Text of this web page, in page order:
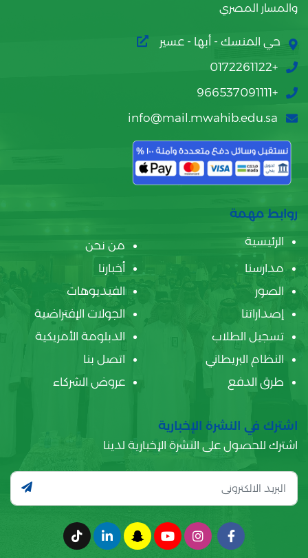
والمسار المصري
حي المنسك - أبها - عسير
+0172261122
+966537091111
info@mail.mwahib.edu.sa
روابط مهمة
الرئيسية
من نحن
مدارسنا
أخبارنا
الصور
الفيديوهات
إصداراتنا
الجولات الإفتراضية
تسجيل الطلاب
الدبلومة الأمريكية
النظام البريطاني
اتصل بنا
طرق الدفع
عروض الشركاء
اشترك في النشرة الإخبارية
اشترك للحصول على النشرة الإخبارية لدينا